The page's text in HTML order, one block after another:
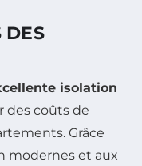
DES
isolation
des coûts de
Grâce
modernes et aux